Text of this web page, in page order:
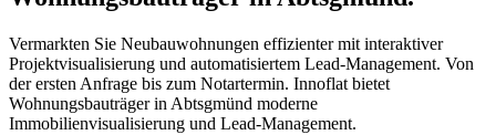
Vermarkten Sie Neubauwohnungen effizienter mit interaktiver
Projektvisualisierung und automatisiertem Lead-Management. Von
der ersten Anfrage bis zum Notartermin. Innoflat bietet
Wohnungsbauträger in Abtsgmünd moderne
Immobilienvisualisierung und Lead-Management.